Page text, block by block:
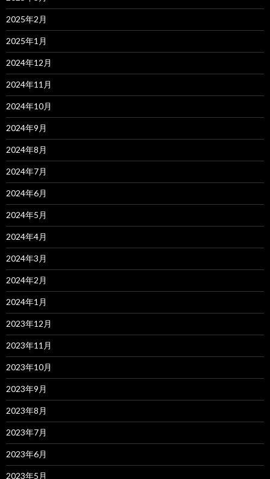
2025年2月
2025年1月
2024年12月
2024年11月
2024年10月
2024年9月
2024年8月
2024年7月
2024年6月
2024年5月
2024年4月
2024年3月
2024年2月
2024年1月
2023年12月
2023年11月
2023年10月
2023年9月
2023年8月
2023年7月
2023年6月
2023年5月